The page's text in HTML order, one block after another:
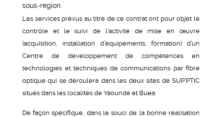
sous-région.
Les services prévus au titre de ce contrat ont pour objet le
contrôle et le suivi de l’activité de mise en œuvre
(acquisition, installation d’équipements, formation) d’un
Centre de développement de compétences en
technologies et techniques de communications par fibre
optique qui se déroulera dans les deux sites de SUP’PTIC
situés dans les localités de Yaoundé et Buea.
De façon spécifique, dans le souci de la bonne réalisation